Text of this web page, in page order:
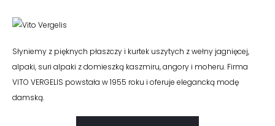
Słyniemy z pięknych płaszczy i kurtek uszytych z wełny jagnięcej,
alpaki, suri alpaki z domieszką kaszmiru, angory i moheru. Firma
VITO VERGELIS powstała w 1955 roku i oferuje elegancką modę
damską.